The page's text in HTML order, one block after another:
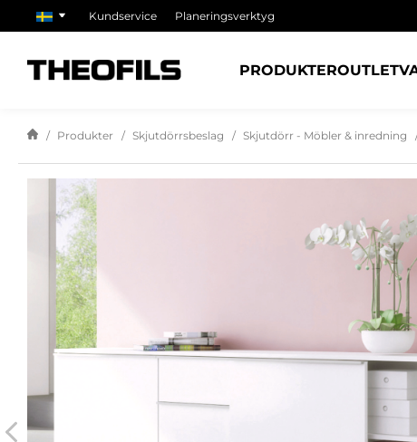
Kundservice Planeringsverktyg
PRODUKTEROUTLET
Produkter Skjutdörrsbeslag Skjutdörr - Möbler & inredning